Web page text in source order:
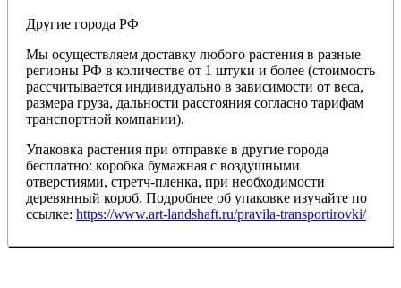
Другие города РФ
Мы осуществляем доставку любого растения в разные
регионы РФ в количестве от 1 штуки и более (стоимость
рассчитывается индивидуально в зависимости от веса,
размера груза, дальности расстояния согласно тарифам
транспортной компании).
Упаковка растения при отправке в другие города
бесплатно: коробка бумажная с воздушными
отверстиями, стретч-пленка, при необходимости
деревянный короб. Подробнее об упаковке изучайте по
ссылке: https://www.art-landshaft.ru/pravila-transportirovki/